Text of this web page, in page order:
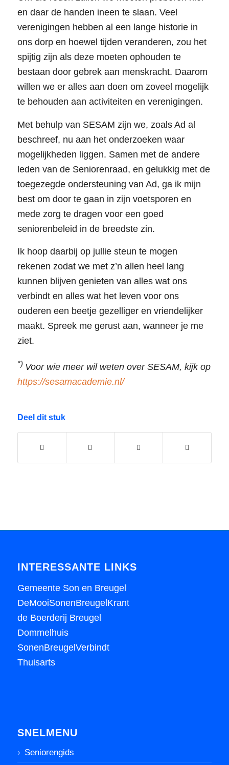
en daar de handen ineen te slaan. Veel
verenigingen hebben al een lange historie in
ons dorp en hoewel tijden veranderen, zou het
spijtig zijn als deze moeten ophouden te
bestaan door gebrek aan menskracht. Daarom
willen we er alles aan doen om zoveel mogelijk
te behouden aan activiteiten en verenigingen.
Met behulp van SESAM zijn we, zoals Ad al
beschreef, nu aan het onderzoeken waar
mogelijkheden liggen. Samen met de andere
leden van de Seniorenraad, en gelukkig met de
toegezegde ondersteuning van Ad, ga ik mijn
best om door te gaan in zijn voetsporen en
mede zorg te dragen voor een goed
seniorenbeleid in de breedste zin.
Ik hoop daarbij op jullie steun te mogen
rekenen zodat we met z’n allen heel lang
kunnen blijven genieten van alles wat ons
verbindt en alles wat het leven voor ons
ouderen een beetje gezelliger en vriendelijker
maakt. Spreek me gerust aan, wanneer je me
ziet.
*) Voor wie meer wil weten over SESAM, kijk op
https://sesamacademie.nl/
Deel dit stuk
INTERESSANTE LINKS
Gemeente Son en Breugel
DeMooiSonenBreugelKrant
de Boerderij Breugel
Dommelhuis
SonenBreugelVerbindt
Thuisarts
SNELMENU
Seniorengids